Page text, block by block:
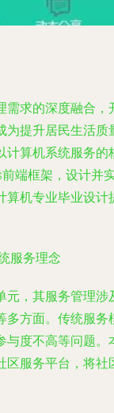
需求的深度融合，
为提升居民生活质
计算机系统服务的
端框架，设计并
算机专业毕业设计
服务理念
元，其服务管理涉
多方面。传统服务
与度不高等问题。
区服务平台，将社